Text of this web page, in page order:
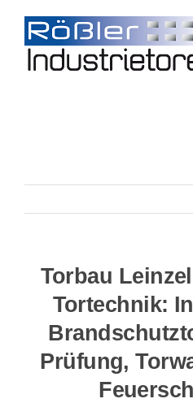
content
Torbau
Tortechnik:
Prüfung,